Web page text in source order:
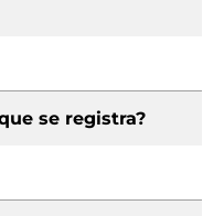
se registra?